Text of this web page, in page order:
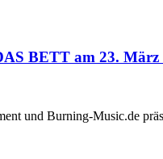
BETT am 23. März
und Burning-Music.de